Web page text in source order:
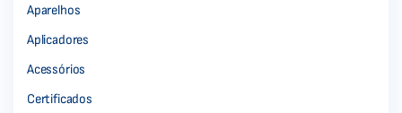
Aparelhos
Aplicadores
Acessórios
Certificados